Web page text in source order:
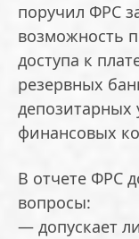
поручил ФРС
возможность
доступа к
резервных
депозитарных
финансовых
В отчете ФРС
вопросы:
— допускает